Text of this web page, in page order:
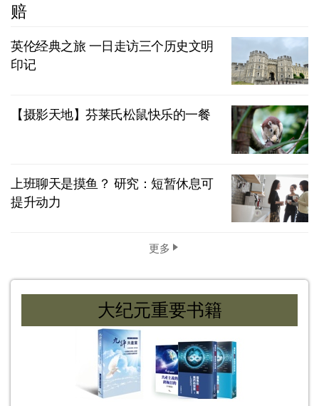
赔
英伦经典之旅 一日走访三个历史文明
印记
【摄影天地】芬莱氏松鼠快乐的一餐
上班聊天是摸鱼？ 研究：短暂休息可
提升动力
更多
大纪元重要书籍